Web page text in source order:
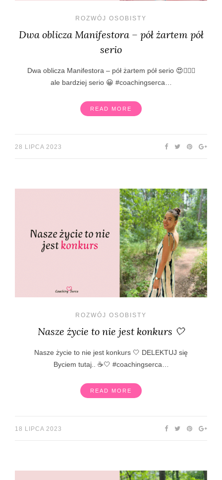
ROZWÓJ OSOBISTY
Dwa oblicza Manifestora – pół żartem pół
serio
Dwa oblicza Manifestora – pół żartem pół serio 😍❤️‍🔥💃
ale bardziej serio 😀 #coachingserca…
READ MORE
28 LIPCA 2023
ROZWÓJ OSOBISTY
Nasze życie to nie jest konkurs 🤍
Nasze życie to nie jest konkurs 🤍 DELEKTUJ się
Byciem tutaj.. ☕🤍 #coachingserca…
READ MORE
18 LIPCA 2023